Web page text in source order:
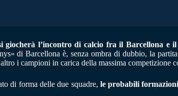
giocherà l’incontro di calcio fra il Barcellona e il
di Barcellona è, senza ombra di dubbio, la
i campioni in carica della massima competizione
di forma delle due squadre, le probabili